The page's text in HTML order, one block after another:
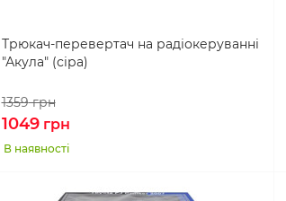
Трюкач-перевертач на радіокеруванні
"Акула" (сіра)
1359грн
1049грн
В наявності